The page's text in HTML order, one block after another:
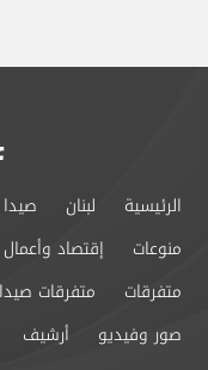
الرئيسية لبنان صيدا
منوعات
إقتصاد وأعمال
متفرقات
متفرقات صيدا
صور وفيديو
أرشيف